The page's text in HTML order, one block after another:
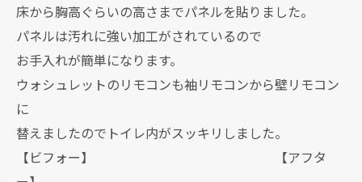
床から胸高ぐらいの高さまでパネルを貼りました。
パネルは汚れに強い加工がされているので
お手入れが簡単になります。
ウォシュレットのリモコンも袖リモコンから壁リモコン
に
替えましたのでトイレ内がスッキリしました。
【ビフォー】 【アフタ